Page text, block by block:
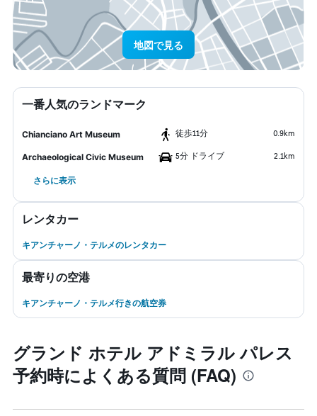
地図で見る
一番人気のランドマーク
Chianciano Art Museum ​徒歩11分 0.9km
Archaeological Civic Museum 5分 ドライブ 2.1km
さらに表示
レンタカー
キアンチャーノ・テルメのレンタカー
最寄りの空港
キアンチャーノ・テルメ行きの航空券
グランド ホテル アドミラル パレス
予約時によくある質問 (FAQ)